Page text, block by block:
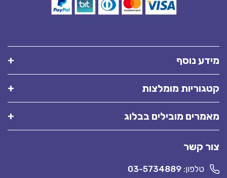
מידע נוסף
קטגוריות מומלצות
מאמרים מובילים בבלוג
צור קשר
טלפון: 03-5734889